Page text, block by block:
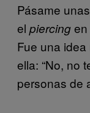
Pásame
el piercing
Fue una
ella: “No, no
personas de